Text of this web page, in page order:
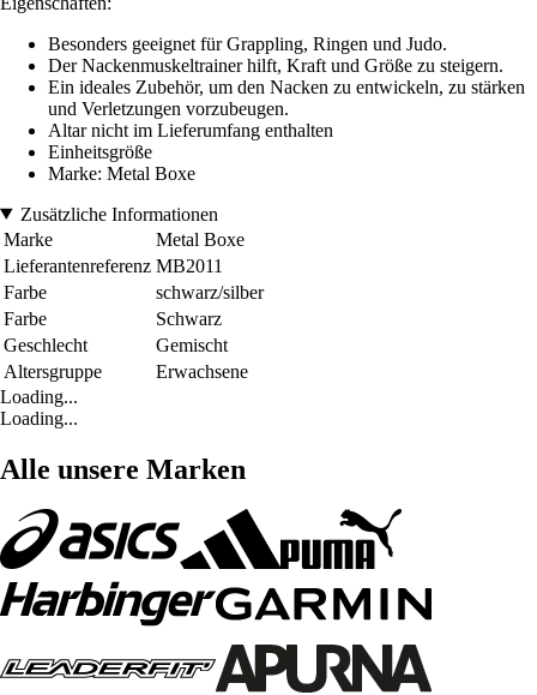
Besonders geeignet für Grappling, Ringen und Judo.
Der Nackenmuskeltrainer hilft, Kraft und Größe zu steigern.
Ein ideales Zubehör, um den Nacken zu entwickeln, zu stärken
und Verletzungen vorzubeugen.
Altar nicht im Lieferumfang enthalten
Einheitsgröße
Marke: Metal Boxe
Zusätzliche Informationen
Marke
Metal Boxe
Lieferantenreferenz MB2011
Farbe
schwarz/silber
Farbe
Schwarz
Geschlecht
Gemischt
Altersgruppe
Erwachsene
Loading...
Loading...
Alle unsere Marken